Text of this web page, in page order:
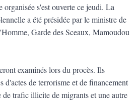
s'est ouverte ce jeudi. La
a été présidée par le ministre de
Garde des Sceaux, Mamoudou
examinés lors du procès. Ils
d'actes de terrorisme et de financement
trafic illicite de migrants et une autre